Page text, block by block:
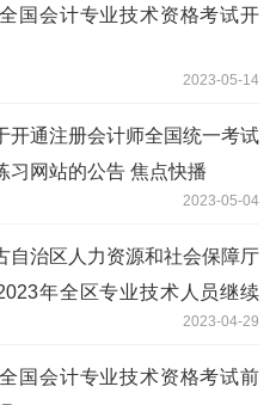
国会计专业技术资格考试开
2023-05-14
开通注册会计师全国统一考试
习网站的公告 焦点快播
2023-05-04
自治区人力资源和社会保障厅
年全区专业技术人员继续
作的通知 环球观速讯2023-04-29
国会计专业技术资格考试前